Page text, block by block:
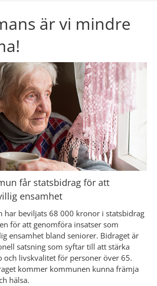
är vi mindre
får statsbidrag för att
ensamhet
har beviljats 68 000 kronor i statsbidrag
för att genomföra insatser som
ensamhet bland seniorer. Bidraget är
satsning som syftar till att stärka
och livskvalitet för personer över 65.
kommer kommunen kunna främja
hälsa.